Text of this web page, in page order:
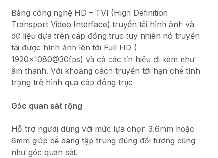
Bằng công nghệ HD – TVI (High Definition
Transport Video Interface) truyền tải hình ảnh và
dữ liệu dựa trên cáp đồng trục tuy nhiên nó truyền
tải được hình ảnh lên tới Full HD (
1920×1080@30fps) và cả các tín hiệu đi kèm như
âm thanh. Với khoảng cách truyền tới hạn chế tình
trạng trễ hình qua cáp đồng trục
Góc quan sát rộng
Hỗ trợ người dùng với mức lựa chọn 3.6mm hoặc
6mm giúp dễ dàng tập trung đúng đối tượng cũng
như góc quan sát.